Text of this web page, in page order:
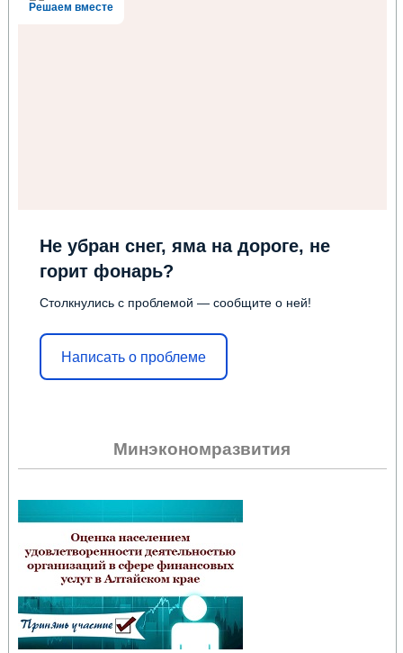
Решаем вместе
Не убран снег, яма на дороге, не
горит фонарь?
Столкнулись с проблемой — сообщите о ней!
Написать о проблеме
Минэкономразвития